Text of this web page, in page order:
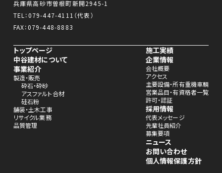
兵庫県高砂市曽根町新開2945-1
TEL：079-447-4111 （代表）
FAX：079-448-8883
トップページ
中谷建材について
事業紹介
製造・販売
砕石・砕砂
アスファルト合材
硅石粉
舗装・土木工事
リサイクル業務
品質管理
施工実績
企業情報
会社概要
アクセス
主要設備・所有重機車輌
営業品目・有資格者一覧
許可・認証
採用情報
代表メッセージ
先輩社員紹介
募集要項
ニュース
お問い合わせ
個人情報保護方針